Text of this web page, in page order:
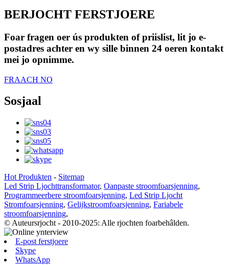
BERJOCHT FERSTJOERE
Foar fragen oer ús produkten of priislist, lit jo e-
postadres achter en wy sille binnen 24 oeren kontakt
mei jo opnimme.
FRAACH NO
Sosjaal
Hot Produkten - Sitemap
Led Strip Ljochttransformator, Oanpaste stroomfoarsjenning,
Programmeerbere stroomfoarsjenning, Led Strip Ljocht
Stromfoarsjenning, Gelijkstroomfoarsjenning, Fariabele
stroomfoarsjenning,
© Auteursrjocht - 2010-2025: Alle rjochten foarbehâlden.
E-post ferstjoere
Skype
WhatsApp